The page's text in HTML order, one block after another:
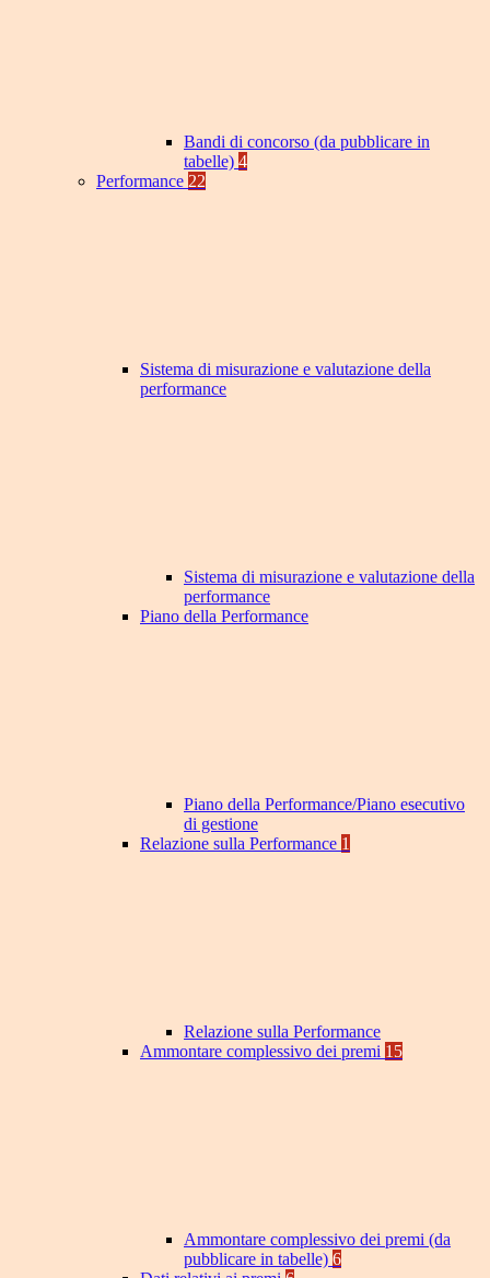
Bandi di concorso (da pubblicare in
tabelle) 4
Performance 22
Sistema di misurazione e valutazione della
performance
Sistema di misurazione e valutazione della
performance
Piano della Performance
Piano della Performance/Piano esecutivo
di gestione
Relazione sulla Performance 1
Relazione sulla Performance
Ammontare complessivo dei premi 15
Ammontare complessivo dei premi (da
pubblicare in tabelle) 6